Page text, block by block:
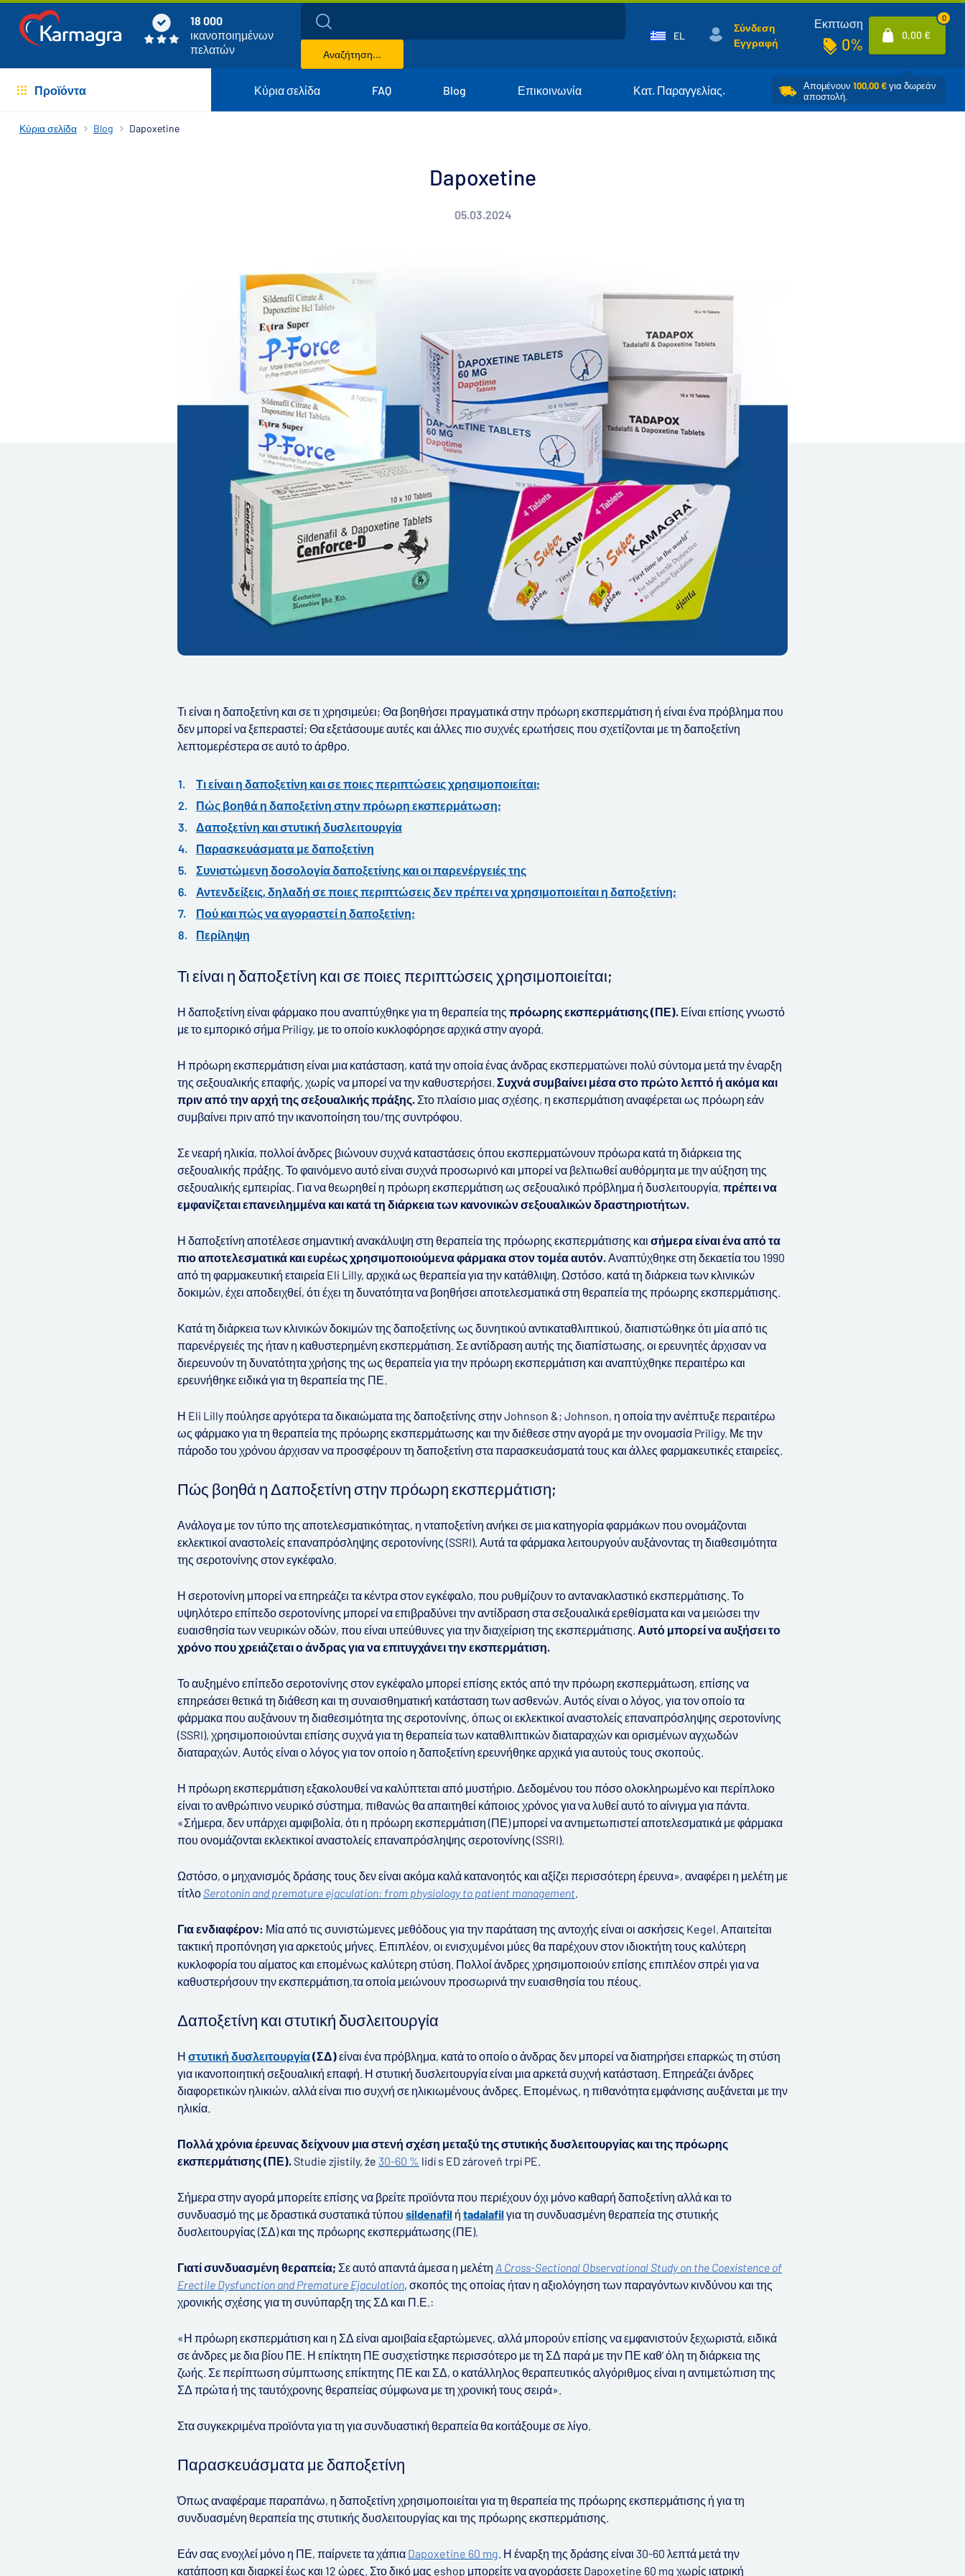
18 000
ικανοποιημένων
πελατών
Αναζήτηση...
EL
Σύνδεση
Εγγραφή
Εκπτωση
0% 0,00 €
0
Προϊόντα Κύρια σελίδα FAQ Blog Επικοινωνία Κατ. Παραγγελίας. Απομένουν 100,00 €για δωρεάν
αποστολή.
Κύρια σελίδα Blog Dapoxetine
Dapoxetine
05.03.2024
Τι είναι η δαποξετίνη και σε τι χρησιμεύει; Θα βοηθήσει πραγματικά στην πρόωρη εκσπερμάτιση ή είναι ένα πρόβλημα που
δεν μπορεί να ξεπεραστεί; Θα εξετάσουμε αυτές και άλλες πιο συχνές ερωτήσεις που σχετίζονται με τη δαποξετίνη
λεπτομερέστερα σε αυτό το άρθρο.
Τι είναι η δαποξετίνη και σε ποιες περιπτώσεις χρησιμοποιείται;
Πώς βοηθά η δαποξετίνη στην πρόωρη εκσπερμάτωση;
Δαποξετίνη και στυτική δυσλειτουργία
Παρασκευάσματα με δαποξετίνη
Συνιστώμενη δοσολογία δαποξετίνης και οι παρενέργειές της
Αντενδείξεις, δηλαδή σε ποιες περιπτώσεις δεν πρέπει να χρησιμοποιείται η δαποξετίνη;
Πού και πώς να αγοραστεί η δαποξετίνη;
Περίληψη
Τι είναι η δαποξετίνη και σε ποιες περιπτώσεις χρησιμοποιείται;
Η δαποξετίνη είναι φάρμακο που αναπτύχθηκε για τη θεραπεία της πρόωρης εκσπερμάτισης(ΠΕ). Είναι επίσης γνωστό
με το εμπορικό σήμα Priligy, με το οποίο κυκλοφόρησε αρχικά στην αγορά.
Η πρόωρη εκσπερμάτιση είναι μια κατάσταση, κατά την οποία ένας άνδρας εκσπερματώνει πολύ σύντομα μετά την έναρξη
της σεξουαλικής επαφής, χωρίς να μπορεί να την καθυστερήσει. Συχνά συμβαίνει μέσα στο πρώτο λεπτό ή ακόμα και
πριν από την αρχή της σεξουαλικής πράξης. Στο πλαίσιο μιας σχέσης, η εκσπερμάτιση αναφέρεται ως πρόωρη εάν
συμβαίνει πριν από την ικανοποίηση του/της συντρόφου.
Σε νεαρή ηλικία, πολλοί άνδρες βιώνουν συχνά καταστάσεις όπου εκσπερματώνουν πρόωρα κατά τη διάρκεια της
σεξουαλικής πράξης. Το φαινόμενο αυτό είναι συχνά προσωρινό και μπορεί να βελτιωθεί αυθόρμητα με την αύξηση της
σεξουαλικής εμπειρίας. Για να θεωρηθεί η πρόωρη εκσπερμάτιση ως σεξουαλικό πρόβλημα ή δυσλειτουργία, πρέπει να
εμφανίζεται επανειλημμένα και κατά τη διάρκεια των κανονικών σεξουαλικών δραστηριοτήτων.
Η δαποξετίνη αποτέλεσε σημαντική ανακάλυψη στη θεραπεία της πρόωρης εκσπερμάτισης και σήμερα είναι ένα από τα
πιο αποτελεσματικά και ευρέως χρησιμοποιούμενα φάρμακα στον τομέα αυτόν.Αναπτύχθηκε στη δεκαετία του 1990
από τη φαρμακευτική εταιρεία Eli Lilly, αρχικά ως θεραπεία για την κατάθλιψη. Ωστόσο, κατά τη διάρκεια των κλινικών
δοκιμών, έχει αποδειχθεί, ότι έχει τη δυνατότητα να βοηθήσει αποτελεσματικά στη θεραπεία της πρόωρης εκσπερμάτισης.
Κατά τη διάρκεια των κλινικών δοκιμών της δαποξετίνης ως δυνητικού αντικαταθλιπτικού, διαπιστώθηκε ότι μία από τις
παρενέργειές της ήταν η καθυστερημένη εκσπερμάτιση. Σε αντίδραση αυτής της διαπίστωσης, οι ερευνητές άρχισαν να
διερευνούν τη δυνατότητα χρήσης της ως θεραπεία για την πρόωρη εκσπερμάτιση και αναπτύχθηκε περαιτέρω και
ερευνήθηκε ειδικά για τη θεραπεία της ΠΕ.
Η Eli Lilly πούλησε αργότερα τα δικαιώματα της δαποξετίνης στην Johnson &; Johnson, η οποία την ανέπτυξε περαιτέρω
ως φάρμακο για τη θεραπεία της πρόωρης εκσπερμάτωσης και την διέθεσε στην αγορά με την ονομασία Priligy. Με την
πάροδο του χρόνου άρχισαν να προσφέρουν τη δαποξετίνη στα παρασκευάσματά τους και άλλες φαρμακευτικές εταιρείες.
Πώς βοηθά η Δαποξετίνη στην πρόωρη εκσπερμάτιση;
Ανάλογα με τον τύπο της αποτελεσματικότητας, η νταποξετίνη ανήκει σε μια κατηγορία φαρμάκων που ονομάζονται
εκλεκτικοί αναστολείς επαναπρόσληψης σεροτονίνης (SSRI). Αυτά τα φάρμακα λειτουργούν αυξάνοντας τη διαθεσιμότητα
της σεροτονίνης στον εγκέφαλο.
Η σεροτονίνη μπορεί να επηρεάζει τα κέντρα στον εγκέφαλο, που ρυθμίζουν το αντανακλαστικό εκσπερμάτισης. Το
υψηλότερο επίπεδο σεροτονίνης μπορεί να επιβραδύνει την αντίδραση στα σεξουαλικά ερεθίσματα και να μειώσει την
ευαισθησία των νευρικών οδών, που είναι υπεύθυνες για την διαχείριση της εκσπερμάτισης. Αυτό μπορεί να αυξήσει το
χρόνο που χρειάζεται ο άνδρας για να επιτυγχάνει την εκσπερμάτιση.
Το αυξημένο επίπεδο σεροτονίνης στον εγκέφαλο μπορεί επίσης εκτός από την πρόωρη εκσπερμάτωση, επίσης να
επηρεάσει θετικά τη διάθεση και τη συναισθηματική κατάσταση των ασθενών. Αυτός είναι ο λόγος, για τον οποίο τα
φάρμακα που αυξάνουν τη διαθεσιμότητα της σεροτονίνης, όπως οι εκλεκτικοί αναστολείς επαναπρόσληψης σεροτονίνης
(SSRI), χρησιμοποιούνται επίσης συχνά για τη θεραπεία των καταθλιπτικών διαταραχών και ορισμένων αγχωδών
διαταραχών. Αυτός είναι ο λόγος για τον οποίο η δαποξετίνη ερευνήθηκε αρχικά για αυτούς τους σκοπούς.
Η πρόωρη εκσπερμάτιση εξακολουθεί να καλύπτεται από μυστήριο. Δεδομένου του πόσο ολοκληρωμένο και περίπλοκο
είναι το ανθρώπινο νευρικό σύστημα, πιθανώς θα απαιτηθεί κάποιος χρόνος για να λυθεί αυτό το αίνιγμα για πάντα.
«Σήμερα, δεν υπάρχει αμφιβολία, ότι η πρόωρη εκσπερμάτιση (ΠΕ) μπορεί να αντιμετωπιστεί αποτελεσματικά με φάρμακα
που ονομάζονται εκλεκτικοί αναστολείς επαναπρόσληψης σεροτονίνης (SSRI).
Ωστόσο, ο μηχανισμός δράσης τους δεν είναι ακόμα καλά κατανοητός και αξίζει περισσότερη έρευνα», αναφέρει η μελέτη με
τίτλοSerotonin and premature ejaculation: from physiology to patient management.
Για ενδιαφέρον: Μία από τις συνιστώμενες μεθόδους για την παράταση της αντοχής είναι οι ασκήσεις Kegel. Απαιτείται
τακτική προπόνηση για αρκετούς μήνες. Επιπλέον, οι ενισχυμένοι μύες θα παρέχουν στον ιδιοκτήτη τους καλύτερη
κυκλοφορία του αίματος και επομένως καλύτερη στύση. Πολλοί άνδρες χρησιμοποιούν επίσης επιπλέον σπρέι για να
καθυστερήσουν την εκσπερμάτιση,τα οποία μειώνουν προσωρινά την ευαισθησία του πέους.
Δαποξετίνη και στυτική δυσλειτουργία
Η στυτική δυσλειτουργία(ΣΔ)είναι ένα πρόβλημα, κατά το οποίο ο άνδρας δεν μπορεί να διατηρήσει επαρκώς τη στύση
για ικανοποιητική σεξουαλική επαφή. Η στυτική δυσλειτουργία είναι μια αρκετά συχνή κατάσταση. Επηρεάζει άνδρες
διαφορετικών ηλικιών, αλλά είναι πιο συχνή σε ηλικιωμένους άνδρες. Επομένως, η πιθανότητα εμφάνισης αυξάνεται με την
ηλικία.
Πολλά χρόνια έρευνας δείχνουν μια στενή σχέση μεταξύ της στυτικής δυσλειτουργίας και της πρόωρης
εκσπερμάτισης (ΠΕ).Studie zjistily, že 30-60 % lidí s ED zároveň trpí PE.
Σήμερα στην αγορά μπορείτε επίσης να βρείτε προϊόντα που περιέχουν όχι μόνο καθαρή δαποξετίνη αλλά και το
συνδυασμό της με δραστικά συστατικά τύπου sildenafil ή tadalafil για τη συνδυασμένη θεραπεία της στυτικής
δυσλειτουργίας (ΣΔ) και της πρόωρης εκσπερμάτωσης (ΠΕ).
Γιατί συνδυασμένη θεραπεία; Σε αυτό απαντά άμεσα η μελέτη A Cross-Sectional Observational Study on the Coexistence of
Erectile Dysfunction and Premature Ejaculation, σκοπός της οποίας ήταν η αξιολόγηση των παραγόντων κινδύνου και της
χρονικής σχέσης για τη συνύπαρξη της ΣΔ και Π.Ε.:
«Η πρόωρη εκσπερμάτιση και η ΣΔ είναι αμοιβαία εξαρτώμενες, αλλά μπορούν επίσης να εμφανιστούν ξεχωριστά, ειδικά
σε άνδρες με δια βίου ΠΕ. Η επίκτητη ΠΕ συσχετίστηκε περισσότερο με τη ΣΔ παρά με την ΠΕ καθ' όλη τη διάρκεια της
ζωής. Σε περίπτωση σύμπτωσης επίκτητης ΠΕ και ΣΔ, ο κατάλληλος θεραπευτικός αλγόριθμος είναι η αντιμετώπιση της
ΣΔ πρώτα ή της ταυτόχρονης θεραπείας σύμφωνα με τη χρονική τους σειρά».
Στα συγκεκριμένα προϊόντα για τη για συνδυαστική θεραπεία θα κοιτάξουμε σε λίγο.
Παρασκευάσματα με δαποξετίνη
Όπως αναφέραμε παραπάνω, η δαποξετίνη χρησιμοποιείται για τη θεραπεία της πρόωρης εκσπερμάτισης ή για τη
συνδυασμένη θεραπεία της στυτικής δυσλειτουργίας και της πρόωρης εκσπερμάτισης.
Εάν σας ενοχλεί μόνο η ΠΕ, παίρνετε τα χάπια Dapoxetine 60 mg. Η έναρξη της δράσης είναι 30-60 λεπτά μετά την
κατάποση και διαρκεί έως και 12 ώρες. Στο δικό μας eshop μπορείτε να αγοράσετε Dapoxetine 60 mg χωρίς ιατρική